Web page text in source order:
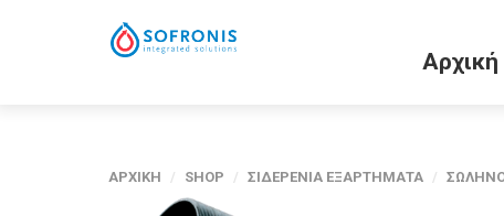
Αρχική
ΑΡΧΙΚΗ / SHOP / ΣΙΔΕΡΕΝΙΑ ΕΞΑΡΤΗΜΑΤΑ /